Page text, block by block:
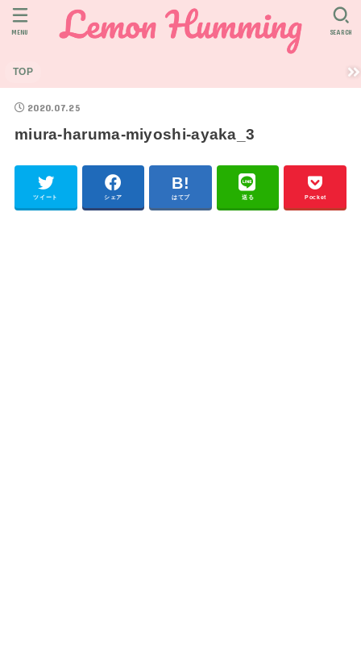
TOP
SEARCH
MENU
2020.07.25
miura-haruma-miyoshi-ayaka_3
ツイート シェア はてブ 送る Pocket